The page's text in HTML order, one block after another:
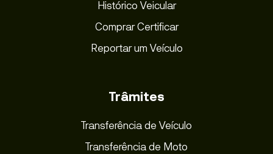
Histórico Veicular
Comprar Certificar
Reportar um Veículo
Trâmites
Transferência de Veículo
Transferência de Moto